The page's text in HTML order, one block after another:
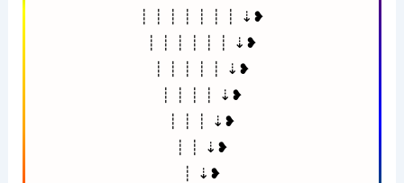
┊ ┊ ┊ ┊ ┊ ┊ ┊ ⇣❥
┊ ┊ ┊ ┊ ┊ ┊ ⇣❥
┊ ┊ ┊ ┊ ┊ ⇣❥
┊ ┊ ┊ ┊ ⇣❥
┊ ┊ ┊ ⇣❥
┊ ┊ ⇣❥
┊ ⇣❥